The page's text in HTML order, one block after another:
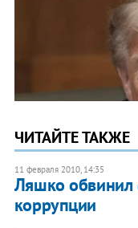
ЧИТАЙТЕ ТАКЖЕ
11 февраля 2010, 14:35
Ляшко
коррупции